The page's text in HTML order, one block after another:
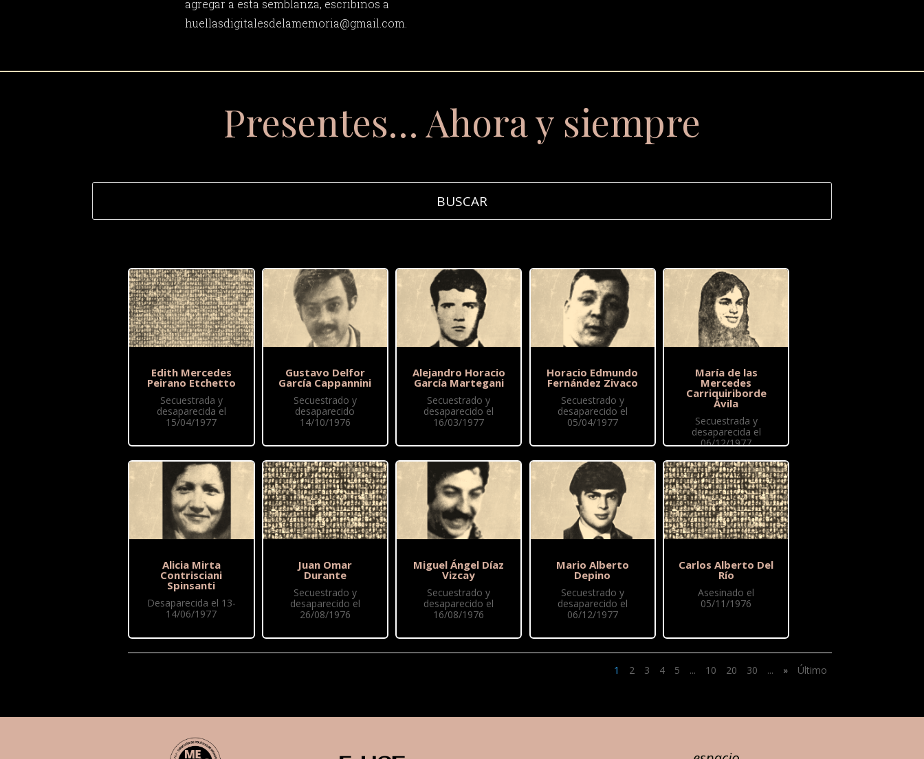
agregar a esta semblanza, escribinos a
huellasdigitalesdelamemoria@gmail.com
Presentes… Ahora y siempre
Edith Mercedes
Peirano Etchetto
Secuestrada y
desaparecida el
15/04/1977
Alicia Mirta
Contrisciani
Spinsanti
Desaparecida el 13-
14/06/1977
Gustavo Delfor
García Cappannini
Secuestrado y
desaparecido
14/10/1976
Juan Omar
Durante
Secuestrado y
desaparecido el
26/08/1976
Alejandro Horacio
García Martegani
Secuestrado y
desaparecido el
16/03/1977
Miguel Ángel Díaz
Vizcay
Secuestrado y
desaparecido el
16/08/1976
Horacio Edmundo
Fernández Zivaco
Secuestrado y
desaparecido el
05/04/1977
Mario Alberto
Depino
Secuestrado y
desaparecido el
06/12/1977
María de las
Mercedes
Carriquiriborde
Ávila
Secuestrada y
desaparecida el
06/12/1977
Carlos Alberto Del
Río
Asesinado el
05/11/1976
1 2 3 4 5 ... 10 20 30 ... » Último